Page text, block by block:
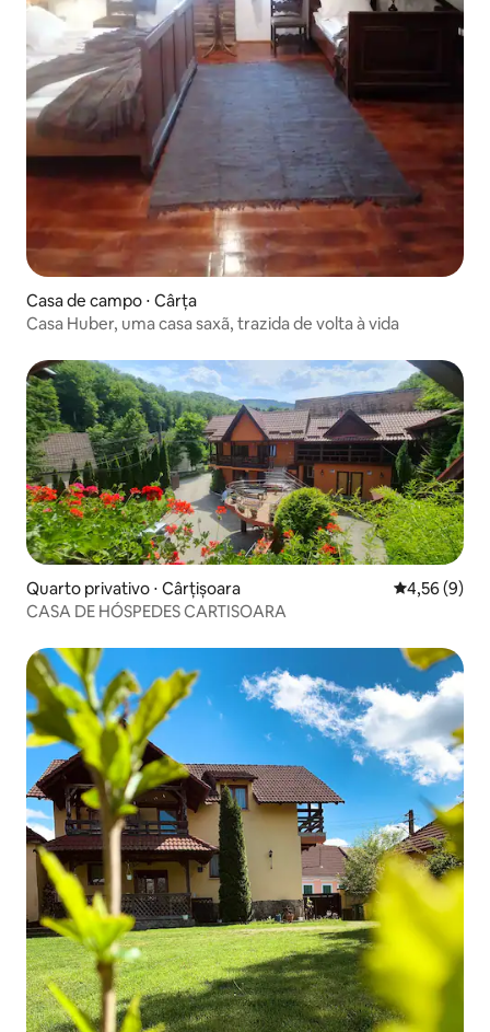
Casa de campo ⋅ Cârța
Casa Huber, uma casa saxã, trazida de volta à vida
Quarto privativo ⋅ Cârțișoara 4,56 de uma
4,56 (9)
CASA DE HÓSPEDES CARTISOARA